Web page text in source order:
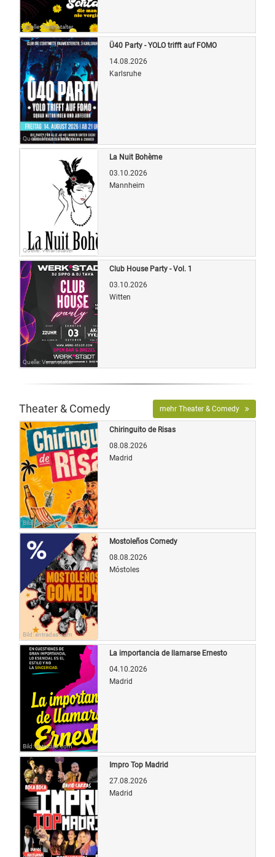
Quelle: Veranstalter
Quelle: Veranstalter
Ü40 Party - YOLO trifft auf FOMO
14.08.2026
Karlsruhe
Quelle: Veranstalter
La Nuit Bohème
03.10.2026
Mannheim
Quelle: Veranstalter
Club House Party - Vol. 1
03.10.2026
Witten
Theater & Comedy mehr Theater & Comedy
Bild: entradas.com
Chiringuito de Risas
08.08.2026
Madrid
Bild: entradas.com
Mostoleños Comedy
08.08.2026
Móstoles
Bild: entradas.com
La importancia de llamarse Ernesto
04.10.2026
Madrid
Impro Top Madrid
27.08.2026
Madrid